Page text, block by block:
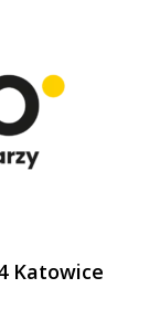
Katowice